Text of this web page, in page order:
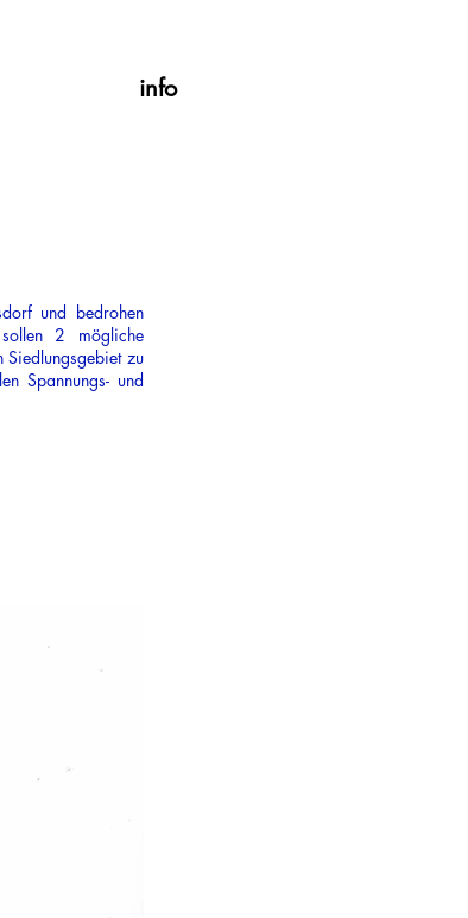
info
und bedrohen
2 mögliche
Siedlungsgebiet zu
Spannungs- und